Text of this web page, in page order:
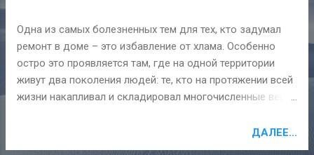
щОдна из самых болезненных тем для тех, кто задумал
ремонт в доме – это избавление от хлама. Особенно
остро это проявляется там, где на одной территории
живут два поколения людей: те, кто на протяжении всей
жизни накапливал и складировал многочисленные вещи,
Но как правильно определить, где есть хлам, а где –ДАЛЕЕ...